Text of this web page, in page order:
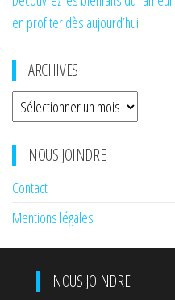
en profiter dès aujourd’hui
ARCHIVES
Archives
NOUS JOINDRE
Contact
Mentions légales
NOUS JOINDRE